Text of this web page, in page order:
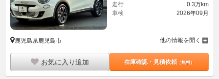
走行
0.3万km
車検
2026年09月
鹿児島県鹿児島市 他の情報を開く
お気に入り追加 在庫確認・見積依頼（無料）